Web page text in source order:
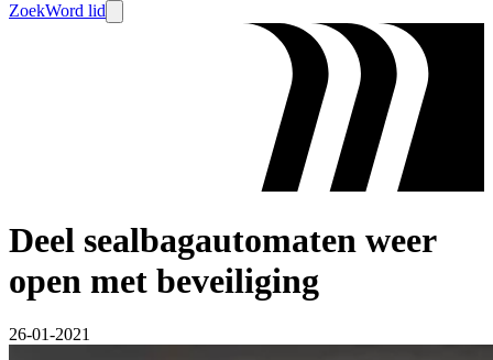
ZoekWord lid
Deel sealbagautomaten weer
open met beveiliging
26-01-2021